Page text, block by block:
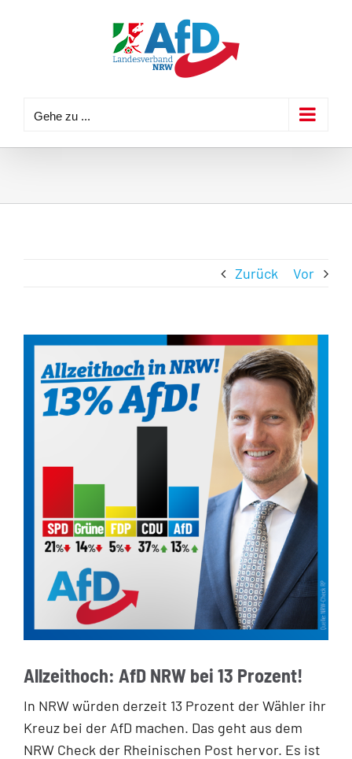
Gehe zu ...
Zurück Vor
Allzeithoch: AfD NRW bei 13 Prozent!
In NRW würden derzeit 13 Prozent der Wähler ihr
Kreuz bei der AfD machen. Das geht aus dem
NRW Check der Rheinischen Post hervor. Es ist